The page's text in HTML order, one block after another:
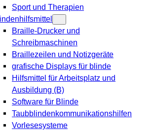
Sport und Therapien
Braille-Drucker und
Schreibmaschinen
Braillezeilen und Notizgeräte
grafische Displays für blinde
Hilfsmittel für Arbeitsplatz und
Ausbildung (B)
Software für Blinde
Taubblindenkommunikationshilfen
Vorlesesysteme